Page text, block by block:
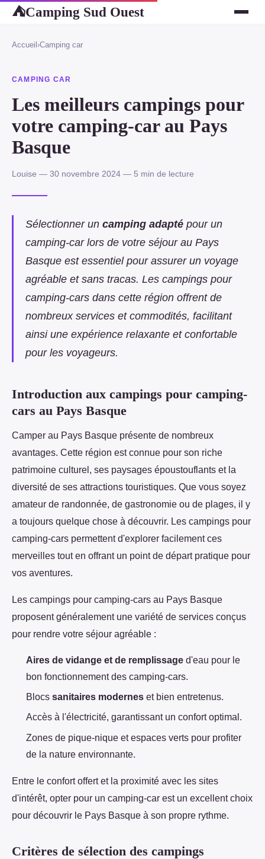
⛺Camping Sud Ouest
Accueil ›Camping car
CAMPING CAR
Les meilleurs campings pour
votre camping-car au Pays
Basque
Louise — 30 novembre 2024 — 5 min de lecture
Sélectionner un camping adapté pour un
camping-car lors de votre séjour au Pays
Basque est essentiel pour assurer un voyage
agréable et sans tracas. Les campings pour
camping-cars dans cette région offrent de
nombreux services et commodités, facilitant
ainsi une expérience relaxante et confortable
pour les voyageurs.
Introduction aux campings pour camping-
cars au Pays Basque
Camper au Pays Basque présente de nombreux
avantages. Cette région est connue pour son riche
patrimoine culturel, ses paysages époustouflants et la
diversité de ses attractions touristiques. Que vous soyez
amateur de randonnée, de gastronomie ou de plages, il y
a toujours quelque chose à découvrir. Les campings pour
camping-cars permettent d'explorer facilement ces
merveilles tout en offrant un point de départ pratique pour
vos aventures.
Les campings pour camping-cars au Pays Basque
proposent généralement une variété de services conçus
pour rendre votre séjour agréable :
Aires de vidange et de remplissage d'eau pour le
bon fonctionnement des camping-cars.
Blocs sanitaires modernes et bien entretenus.
Accès à l'électricité, garantissant un confort optimal.
Zones de pique-nique et espaces verts pour profiter
de la nature environnante.
Entre le confort offert et la proximité avec les sites
d'intérêt, opter pour un camping-car est un excellent choix
pour découvrir le Pays Basque à son propre rythme.
Critères de sélection des campings